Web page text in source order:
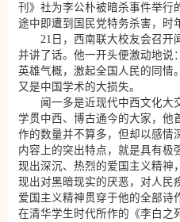
刊》社为李公朴被暗杀事件举行
途中即遭到国民党特务杀害，时
21日，西南联大校友会召开
并讲了话。他一开头便激动地说
英雄气概，激起全国人民的同情
又是中国学术的大损失。
闻一多是近现代中西文化大
学贯中西、博古通今的大家，他
作的数量并不算多，但却以感情
内容上的突出特点，就是具有极
现出深沉、热烈的爱国主义精神
现出对黑暗现实的厌恶，对人民
爱国主义精神贯穿于他的全部诗
在清华学生时代所作的《李白之